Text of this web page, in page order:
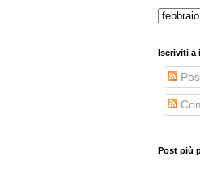
Iscriviti a
Post più